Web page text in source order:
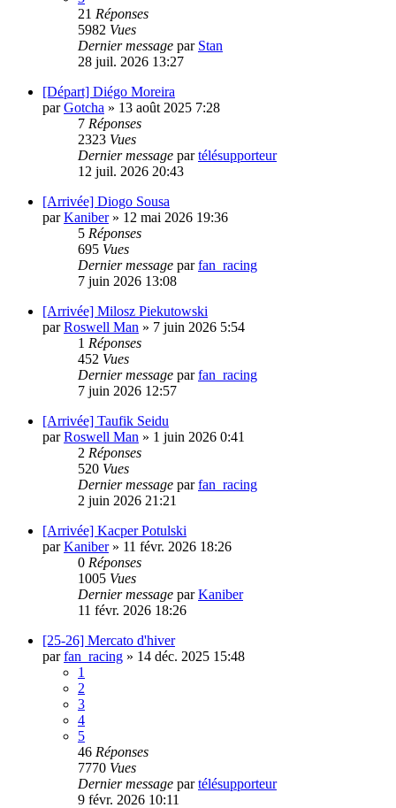
21 Réponses
5982 Vues
Dernier message par Stan
28 juil. 2026 13:27
[Départ] Diégo Moreira
parGotcha » 13 août 2025 7:28
7 Réponses
2323 Vues
Dernier message partélésupporteur
12 juil. 2026 20:43
[Arrivée] Diogo Sousa
parKaniber» 12 mai 2026 19:36
5 Réponses
695 Vues
Dernier message parfan_racing
7 juin 2026 13:08
[Arrivée] Milosz Piekutowski
parRoswell Man » 7 juin 2026 5:54
1 Réponses
452 Vues
Dernier message parfan_racing
7 juin 2026 12:57
[Arrivée] Taufik Seidu
parRoswell Man » 1 juin 2026 0:41
2 Réponses
520 Vues
Dernier message parfan_racing
2 juin 2026 21:21
[Arrivée] Kacper Potulski
parKaniber» 11 févr. 2026 18:26
0 Réponses
1005 Vues
Dernier message parKaniber
11 févr. 2026 18:26
[25-26] Mercato d'hiver
parfan_racing » 14 déc. 2025 15:48
1
2
3
4
5
46 Réponses
7770 Vues
Dernier message partélésupporteur
9 févr. 2026 10:11